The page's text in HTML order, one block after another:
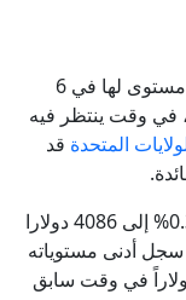
"مخرج" مع
هرمز.. وبزشكيان:
والحرب
لإدارة رئيس
الخاسر في
الناتو
مَن يقف
تعافت أسعار الذهب اليوم الخميس من أدنى مستوى لها في 6
في وقت ينتظر فيه
المتحدة قد
وصعد سعر الذهب في المعاملات الفورية 0.36% إلى 4086 دولارا
سجل أدنى مستوياته
⁠⁠نوفمبر/تشرين الثاني عند 4022.09 دولاراً في وقت سابق